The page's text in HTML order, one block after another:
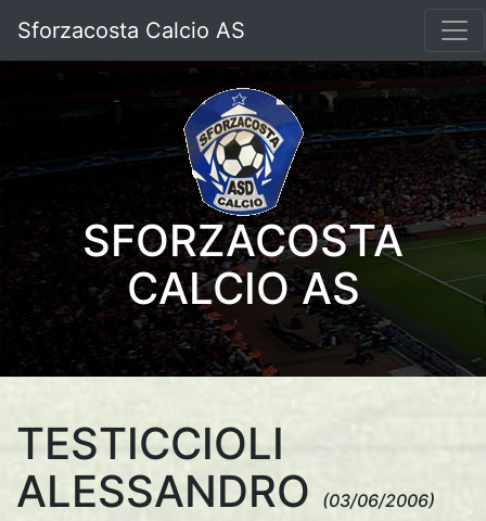
Sforzacosta Calcio AS
SFORZACOSTA
CALCIO AS
TESTICCIOLI
ALESSANDRO
(03/06/2006)